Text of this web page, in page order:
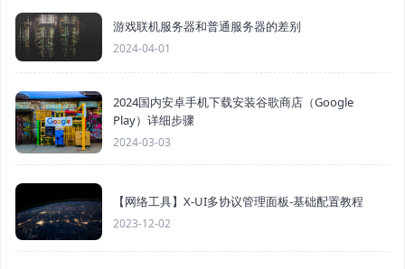
游戏联机服务器和普通服务器的差别
2024-04-01
2024国内安卓手机下载安装谷歌商店（Google
Play）详细步骤
2024-03-03
【网络工具】X-UI多协议管理面板-基础配置教程
2023-12-02